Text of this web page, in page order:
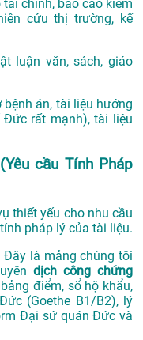
chính, báo cáo kiểm
cứu thị trường, kế
luận văn, sách, giáo
bệnh án, tài liệu hướng
rất mạnh), tài liệu
cầu Tính Pháp
thiết yếu cho nhu cầu
pháp lý của tài liệu.
Đây là mảng chúng tôi
dịch công chứng
điểm, sổ hộ khẩu,
(Goethe B1/B2), lý
Đại sứ quán Đức và